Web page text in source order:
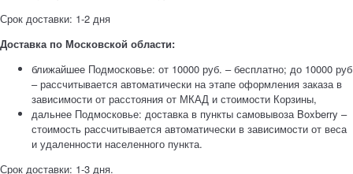
Срок доставки: 1-2 дня
Доставка по Московской области:
ближайшее Подмосковье: от 10000 руб. – бесплатно; до 10000 руб
– рассчитывается автоматически на этапе оформления заказа в
зависимости от расстояния от МКАД и стоимости Корзины,
дальнее Подмосковье: доставка в пункты самовывоза Boxberry –
стоимость рассчитывается автоматически в зависимости от веса
и удаленности населенного пункта.
Срок доставки: 1-3 дня.